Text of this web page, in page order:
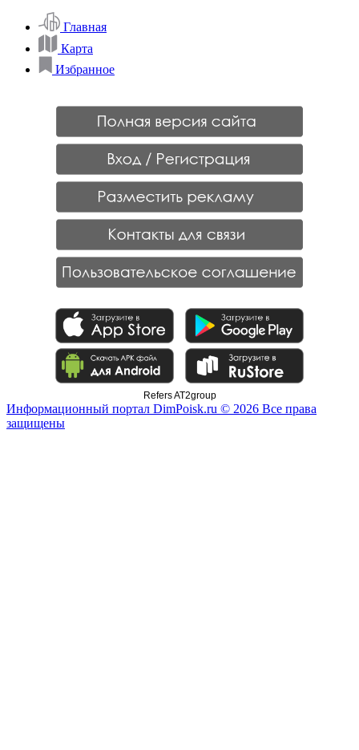
Главная
Карта
Избранное
Refers AT2group
Информационный портал DimPoisk.ru © 2026 Все права
защищены